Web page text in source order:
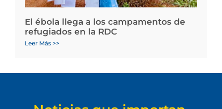
El ébola llega a los campamentos de
refugiados en la RDC
Leer Más >>